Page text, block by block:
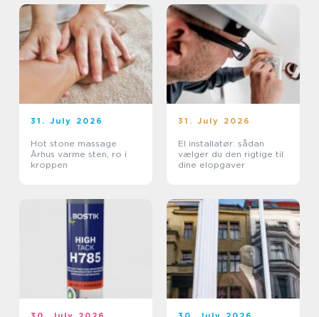
31. July 2026
Hot stone massage
Århus varme sten, ro i
kroppen
31. July 2026
El installatør: sådan
vælger du den rigtige til
dine elopgaver